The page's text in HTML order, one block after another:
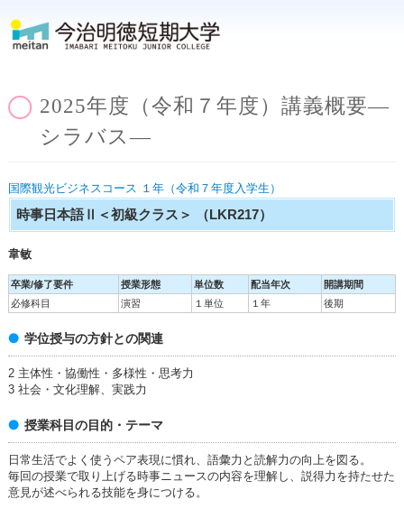
2025年度（令和７年度）講義概要―
シラバス―
国際観光ビジネスコース １年（令和７年度入学生）
時事日本語Ⅱ＜初級クラス＞ （LKR217）
韋敏
卒業/修了要件 授業形態 単位数 配当年次
開講期間
必修科目
演習 １単位 １年 後期
学位授与の方針との関連
2 主体性・協働性・多様性・思考力
3 社会・文化理解、実践力
授業科目の目的・テーマ
日常生活でよく使うペア表現に慣れ、語彙力と読解力の向上を図る。
毎回の授業で取り上げる時事ニュースの内容を理解し、説得力を持たせた
意見が述べられる技能を身につける。